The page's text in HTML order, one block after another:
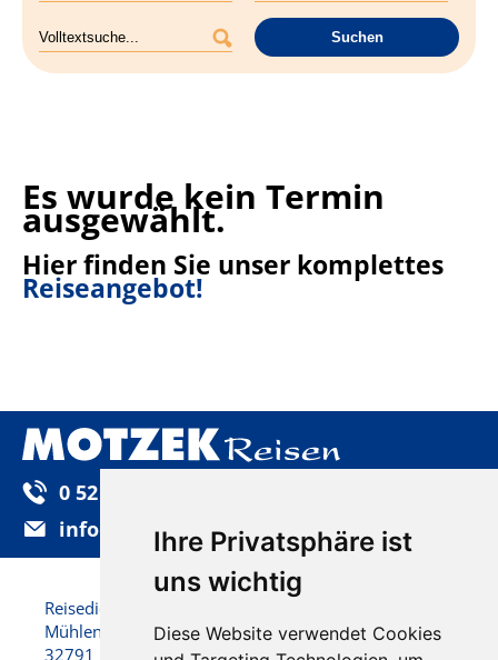
Ihre Privatsphäre ist
uns wichtig
Diese Website verwendet Cookies
Es wurde kein Termin
ausgewählt.
Hier finden Sie unser komplettes
Reiseangebot!
0 52 32 / 92 25-0
info@motzek-reisen.de
Reisedienst Motzek GmbH & Co. KG
Mühlenstraße 22
32791 Lage